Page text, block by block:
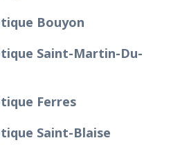
Bouyon
Saint-Martin-Du-
Ferres
Saint-Blaise